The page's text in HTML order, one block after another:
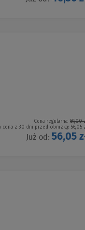
Cena regularna: 59,00
cena z 30 dni przed obniżką: 56,05
Już od: 56,05